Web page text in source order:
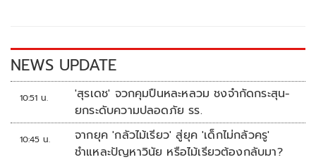
k k
NEWS UPDATE
10:51 น.
'สุรเดช' จวกคุมปืนหละหลวม ชงจำกัดกระสุน-
ยกระดับความปลอดภัย รร.
10:45 น.
จากยุค 'กลัวไม้เรียว' สู่ยุค 'เด็กไม่กลัวครู'
ชำแหละปัญหาวินัย หรือไม้เรียวต้องกลับมา?